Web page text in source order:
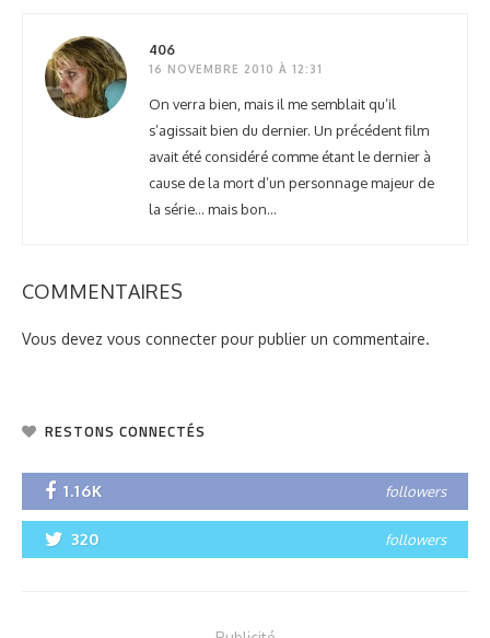
406
16 NOVEMBRE 2010 À 12:31
On verra bien, mais il me semblait qu’il
s’agissait bien du dernier. Un précédent film
avait été considéré comme étant le dernier à
cause de la mort d’un personnage majeur de
la série… mais bon…
COMMENTAIRES
Vous devez vous connecter pour publier un commentaire.
RESTONS CONNECTÉS
1.16K followers
320 followers